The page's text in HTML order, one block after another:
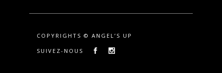
COPYRIGHTS © ANGEL’S UP
SUIVEZ-NOUS